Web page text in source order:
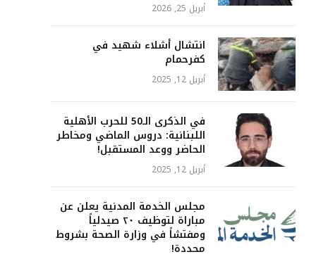
أبريل 25, 2026
انتشال أشلاء شهيد في
كفرحمام
أبريل 12, 2025
في الذكرى الـ50 للحرب الأهلية
اللبنانية: دروس الماضي ومخاطر
الحاضر ووعد المستقبل!
أبريل 12, 2025
مجلس الخدمة المدنية يعلن عن
مباراة لتوظيف ٢٠ صيدلياً
ومفتشاً في وزارة الصحة بشروط
محددة!